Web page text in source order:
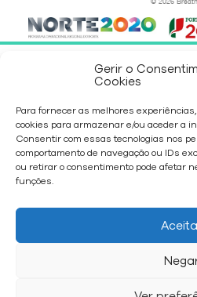
Gerir o
Cookies
Para fornecer as melhores
cookies para armazenar e/ou aceder a
Consentir com essas tecnologias nos
comportamento de navegação ou IDs
ou retirar o consentimento pode afetar
funções.